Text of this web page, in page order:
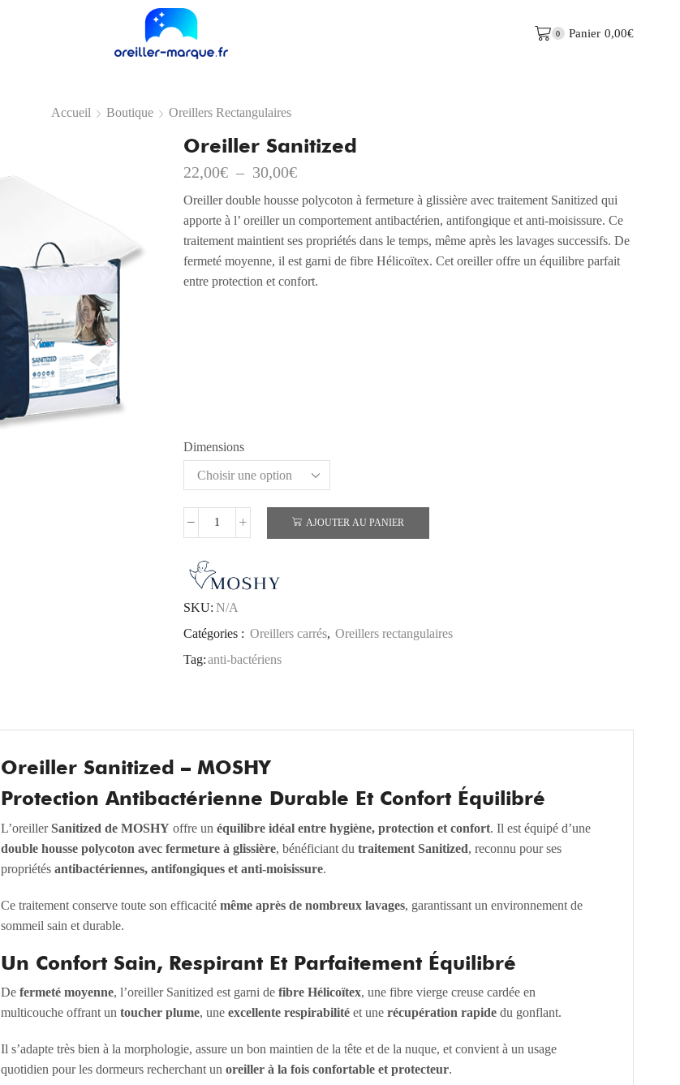
0 Panier 0,00€
Accueil Boutique Oreillers Rectangulaires
Oreiller Sanitized
22,00€ – 30,00€
Oreiller double housse polycoton à fermeture à glissière avec traitement Sanitized qui
apporte à l’ oreiller un comportement antibactérien, antifongique et anti-moisissure. Ce
traitement maintient ses propriétés dans le temps, même après les lavages successifs. De
fermeté moyenne, il est garni de fibre Hélicoïtex. Cet oreiller offre un équilibre parfait
entre protection et confort.
Dimensions
AJOUTER AU PANIER
SKU: N/A
Catégories : Oreillers carrés, Oreillers rectangulaires
Tag:anti-bactériens
OreillerSanitized –MOSHY
Protection Antibactérienne Durable Et Confort Équilibré
L’oreillerSanitized de MOSHY offre unéquilibre idéal entre hygiène, protection et confort. Il est équipé d’une
double housse polycoton avec fermeture à glissière, bénéficiant dutraitement Sanitized, reconnu pour ses
propriétésantibactériennes, antifongiques et anti-moisissure.
Ce traitement conserve toute son efficacitémême après de nombreux lavages, garantissant un environnement de
sommeil sain et durable.
Un Confort Sain, Respirant Et Parfaitement Équilibré
Defermeté moyenne, l’oreiller Sanitized est garni defibre Hélicoïtex, une fibre vierge creuse cardée en
multicouche offrant untoucher plume, uneexcellente respirabilité et unerécupération rapide du gonflant.
Il s’adapte très bien à la morphologie, assure un bon maintien de la tête et de la nuque, et convient à un usage
quotidien pour les dormeurs recherchant unoreiller à la fois confortable et protecteur.